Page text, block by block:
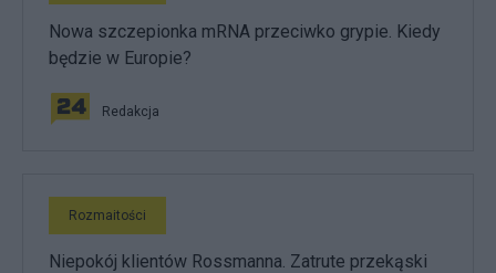
Nowa szczepionka mRNA przeciwko grypie. Kiedy
będzie w Europie?
Redakcja
Rozmaitości
Niepokój klientów Rossmanna. Zatrute przekąski